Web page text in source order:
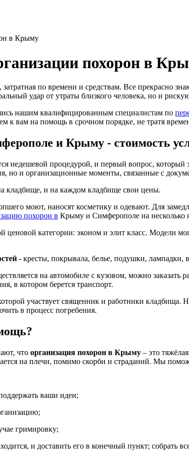
в Крыму
похорон в
затратная по времени и средствам. Все прекрасно
удар от утраты близкого человека, но и
нашим квалифицированным специалистам по
к вам на помощь в срочном порядке, не тратя
и Крыму - стоимость
недешевой процедурой, и первый вопрос,
но и организационные моменты, связанные с
кладбище, и на каждом кладбище свои цены.
моют, наносят косметику и одевают. Для
похорон в Крыму и Симферополе на несколько
ценовой категории: эконом и элит класс. Модели
- кресты, покрывала, белье, подушки, лампадки,
на автомобиле с кузовом, можно
в котором берется транспорт.
участвует священник и работники кладбища.
в процесс погребения.
что организация похорон в Крыму – это
на плечи, помимо скорби и страданий. Мы
ваши идеи;
гримировку;
и доставить его в конечный пункт; собрать